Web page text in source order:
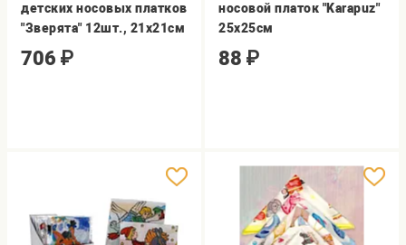
детских носовых платков
"Зверята" 12шт., 21х21см
706 ₽
носовой платок "Karapuz"
25х25см
88 ₽